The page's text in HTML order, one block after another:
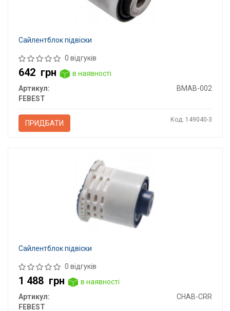
Сайлентблок підвіски
0 відгуків
642 грн
в наявності
Артикул:
BMAB-002
FEBEST
ПРИДБАТИ Код: 149040-3
Сайлентблок підвіски
0 відгуків
1 488 грн
в наявності
Артикул:
CHAB-CRR
FEBEST